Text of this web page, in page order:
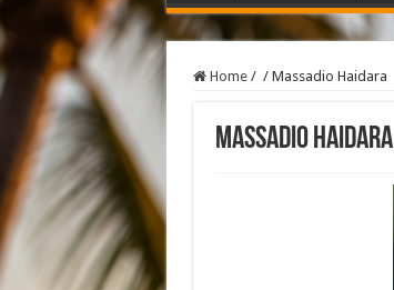
Home / / Massadio Haidara
Massadio Haidara